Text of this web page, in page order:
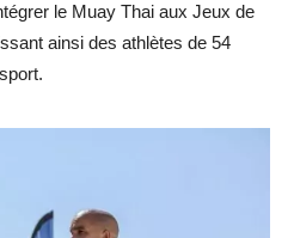
le Muay Thai aux Jeux de
ainsi des athlètes de 54